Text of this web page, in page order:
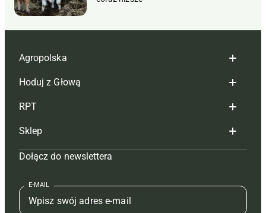
Agropolska
Redakcja
Reklama
Tagi
Mapa serwisu
Kontakt
Regulamin
Hoduj z Głową
Hoduj z głową bydło
Hoduj z głową świnie
Prenumerata
Redakcja
Kontakt
RPT
Redakcja
Prenumerata
Reklama
Kontakt
Sklep
Czasopisma i prenumerata
Książki
Regulamin
Dołącz do newslettera
E-MAIL